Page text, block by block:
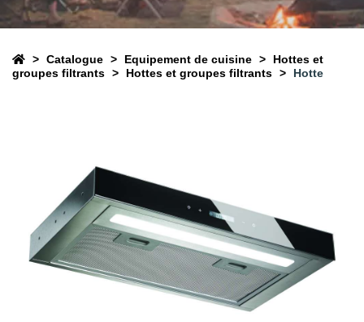
Catalogue Equipement de cuisine
Hottes et
groupes filtrants
Hottes et groupes filtrants Hotte